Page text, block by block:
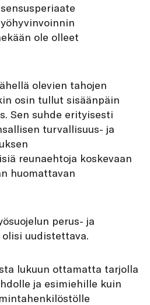
ole olleet
olevien tahojen
osin tullut sisäänpäin
Sen suhde erityisesti
turvallisuus- ja
reunaehtoja koskevaan
huomattavan
perus- ja
uudistettava.
lukuun ottamatta tarjolla
ja esimiehille kuin